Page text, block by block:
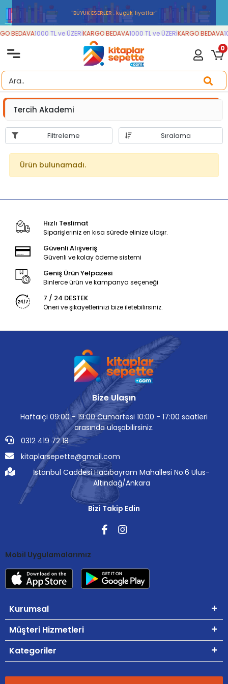
''BÜYÜK ESERLER , küçük fiyatlar''
BEDAVA1000 TL ve ÜZERİKARGO BEDAVA1000 TL ve ÜZERİKARGO BEDAVA
0
Tercih Akademi
Filtreleme Sıralama
Ürün bulunamadı.
Hızlı Teslimat
Siparişleriniz en kısa sürede elinize ulaşır.
Güvenli Alışveriş
Güvenli ve kolay ödeme sistemi
Geniş Ürün Yelpazesi
Binlerce ürün ve kampanya seçeneği
7 / 24 DESTEK
Öneri ve şikayetlerinizi bize iletebilirsiniz.
Bize Ulaşın
Haftaiçi 09:00 - 19:00 Cumartesi 10:00 - 17:00 saatleri
arasında ulaşabilirsiniz.
0312 419 72 18
kitaplarsepette@gmail.com
İstanbul Caddesi Hacıbayram Mahallesi No:6 Ulus-
Altındağ/Ankara
Bizi Takip Edin
Mobil Uygulamalarımız
Kurumsal
Müşteri Hizmetleri
Kategoriler